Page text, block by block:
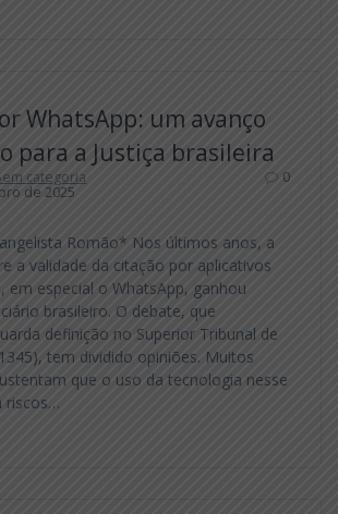
WhatsApp: um avanço
para a Justiça brasileira
categoria
de 2025
0
Romão* Nos últimos anos, a
a validade da citação por aplicativos
em especial o WhatsApp, ganhou
brasileiro. O debate, que
definição no Superior Tribunal de
tem dividido opiniões. Muitos
que o uso da tecnologia nesse
riscos…